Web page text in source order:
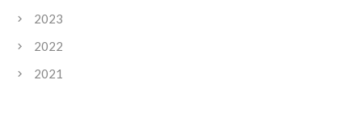
2023
2022
2021